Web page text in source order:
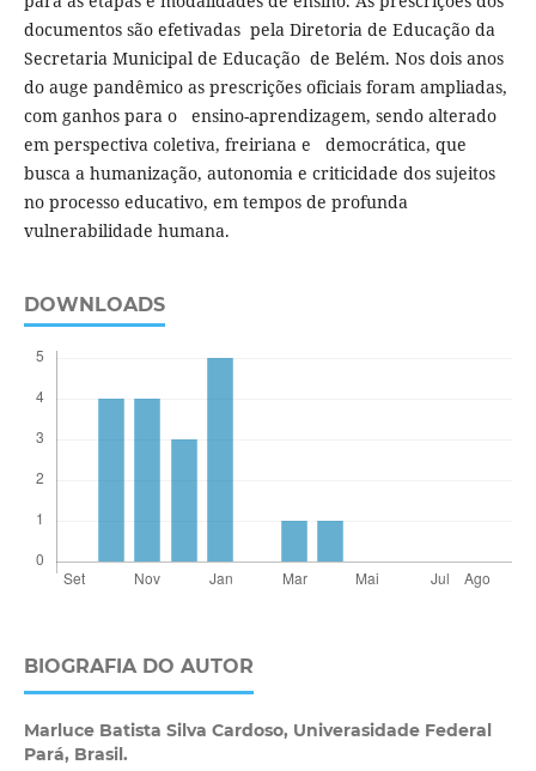
documentos são efetivadas pela Diretoria de Educação da
Secretaria Municipal de Educação de Belém. Nos dois anos
do auge pandêmico as prescrições oficiais foram ampliadas,
com ganhos para o ensino-aprendizagem, sendo alterado
em perspectiva coletiva, freiriana e democrática, que
busca a humanização, autonomia e criticidade dos sujeitos
no processo educativo, em tempos de profunda
vulnerabilidade humana.
DOWNLOADS
BIOGRAFIA DO AUTOR
Marluce Batista Silva Cardoso, Univerasidade Federal
Pará, Brasil.